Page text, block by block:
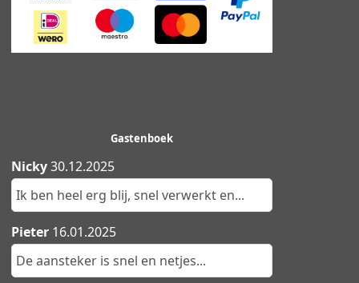
Gastenboek
Nicky30.12.2025
Ik ben heel erg blij, snel verwerkt en...
Pieter 16.01.2025
De aansteker is snel en netjes...